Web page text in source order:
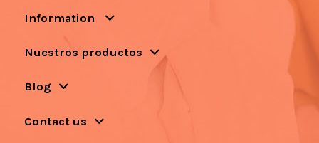
Information
Nuestros productos
Blog
Contact us